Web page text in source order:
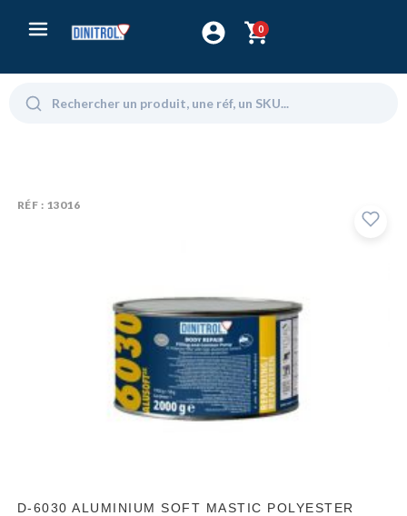
0
RÉF : 13016
D-6030 ALUMINIUM SOFT MASTIC POLYESTER